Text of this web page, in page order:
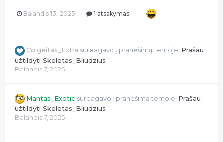
Balandis 13, 2025 1 atsakymas 1
Colgeitas_Extra sureagavo į pranešimą temoje: Prašau
užtildyti Skeletas_Bliudzius
Balandis 7, 2025
Mantas_Exotic sureagavo į pranešimą temoje: Prašau
užtildyti Skeletas_Bliudzius
Balandis 7, 2025